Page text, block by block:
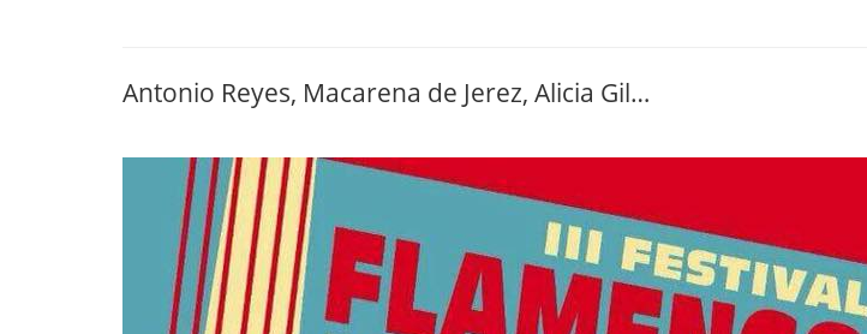
Antonio Reyes, Macarena de Jerez, Alicia Gil…